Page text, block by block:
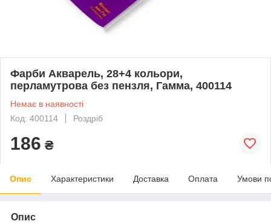
Фарби Акварель, 28+4 кольори,
перламутрова без пензля, Гамма, 400114
Немає в наявності
Код: 400114
Роздріб
186 ₴
Опис Характеристики Доставка Оплата Умови
Опис